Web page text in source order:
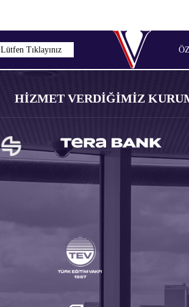
Lütfen Tıklayınız
HİZMET VERDİĞİMİZ